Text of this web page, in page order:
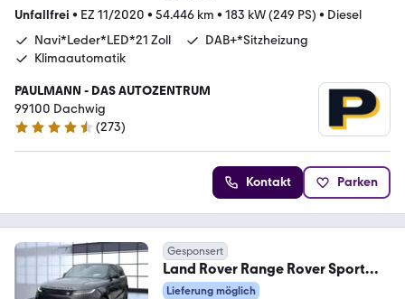
Unfallfrei • EZ 11/2020 • 54.446 km • 183 kW (249 PS) • Diesel
Navi*Leder*LED*21 Zoll
DAB+*Sitzheizung
Klimaautomatik
PAULMANN - DAS AUTOZENTRUM
99100 Dachwig
4.5 Sterne
(273)
Kontakt Parken
Gesponsert
Land Rover Range Rover Sport
P530 AWD Autobiography
Lieferung möglich